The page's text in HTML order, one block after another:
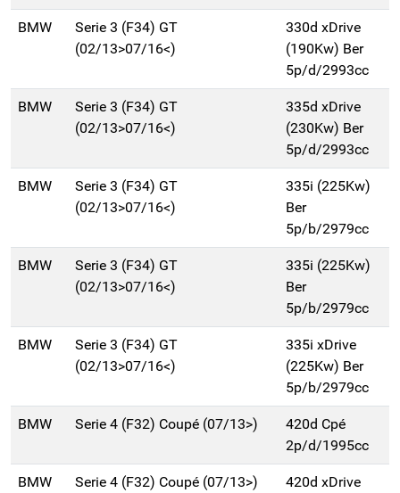
BMW
Serie 3 (F34) GT
(02/13>07/16<)
330d xDrive
(190Kw) Ber
5p/d/2993cc
BMW
Serie 3 (F34) GT
(02/13>07/16<)
335d xDrive
(230Kw) Ber
5p/d/2993cc
BMW
Serie 3 (F34) GT
(02/13>07/16<)
335i (225Kw)
Ber
5p/b/2979cc
BMW
Serie 3 (F34) GT
(02/13>07/16<)
335i (225Kw)
Ber
5p/b/2979cc
BMW
Serie 3 (F34) GT
(02/13>07/16<)
335i xDrive
(225Kw) Ber
5p/b/2979cc
BMW Serie 4 (F32) Coupé (07/13>)
420d Cpé
2p/d/1995cc
BMW Serie 4 (F32) Coupé (07/13>)
420d xDrive